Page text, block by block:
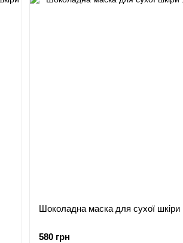
Шоколадна маска для сухої шкіри
580 грн